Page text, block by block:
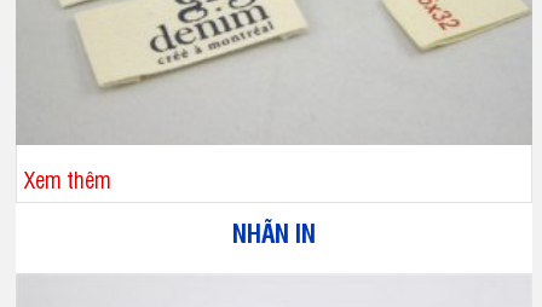
Xem thêm
NHÃN IN